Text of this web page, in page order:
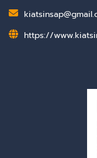
https://